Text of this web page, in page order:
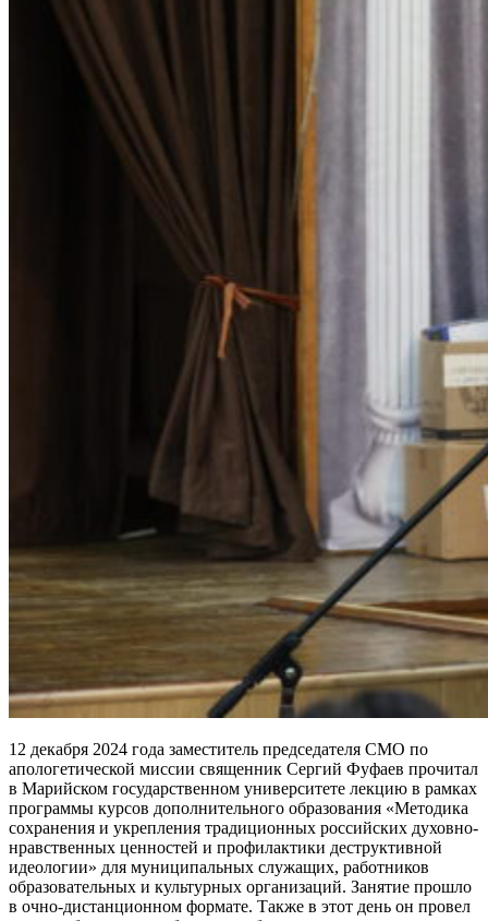
12 декабря 2024 года заместитель председателя СМО по
апологетической миссии священник Сергий Фуфаев прочитал
в Марийском государственном университете лекцию в рамках
программы курсов дополнительного образования «Методика
сохранения и укрепления традиционных российских духовно-
нравственных ценностей и профилактики деструктивной
идеологии» для муниципальных служащих, работников
образовательных и культурных организаций. Занятие прошло
в очно-дистанционном формате. Также в этот день он провел